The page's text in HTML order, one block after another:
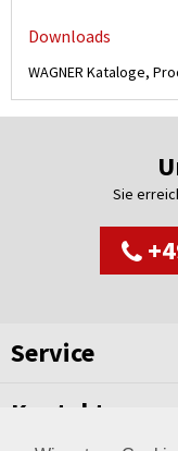
Downloads
WAGNER Kataloge,
Sie
Service
Kontakt